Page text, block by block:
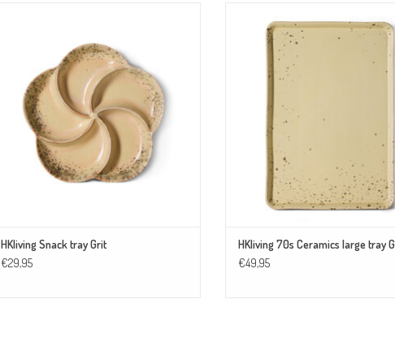
Combineer de schaal met andere unieke printjes en
maak een mooi totaalplaatje op tafel.
TOEVOEGEN AAN WINKELWAGEN
HKliving Snack tray Grit
€29,95
op te serveren! Combineer de schaaltjes
unieke printjes en maak een mooi
HKliving 70s Ceramics large tray
€49,95